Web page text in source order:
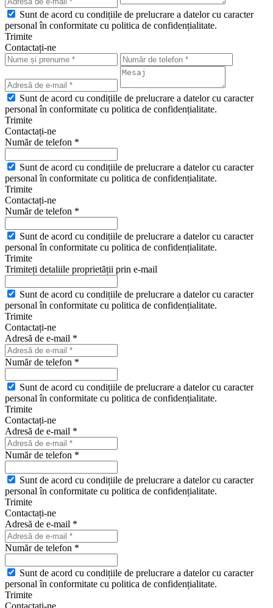
Sunt de acord cu condițiile de prelucrare a datelor cu caracter
personal în conformitate cu politica de confidențialitate.
Trimite
Contactați-ne
Sunt de acord cu condițiile de prelucrare a datelor cu caracter
personal în conformitate cu politica de confidențialitate.
Trimite
Contactați-ne
Număr de telefon *
Sunt de acord cu condițiile de prelucrare a datelor cu caracter
personal în conformitate cu politica de confidențialitate.
Trimite
Contactați-ne
Număr de telefon *
Sunt de acord cu condițiile de prelucrare a datelor cu caracter
personal în conformitate cu politica de confidențialitate.
Trimite
Trimiteți detaliile proprietății prin e-mail
Sunt de acord cu condițiile de prelucrare a datelor cu caracter
personal în conformitate cu politica de confidențialitate.
Trimite
Contactați-ne
Adresă de e-mail *
Număr de telefon *
Sunt de acord cu condițiile de prelucrare a datelor cu caracter
personal în conformitate cu politica de confidențialitate.
Trimite
Contactați-ne
Adresă de e-mail *
Număr de telefon *
Sunt de acord cu condițiile de prelucrare a datelor cu caracter
personal în conformitate cu politica de confidențialitate.
Trimite
Contactați-ne
Adresă de e-mail *
Număr de telefon *
Sunt de acord cu condițiile de prelucrare a datelor cu caracter
personal în conformitate cu politica de confidențialitate.
Trimite